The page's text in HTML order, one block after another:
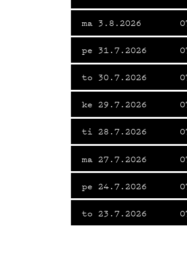
ma 3.8.2026
pe 31.7.2026
to 30.7.2026
ke 29.7.2026
ti 28.7.2026
ma 27.7.2026
pe 24.7.2026
to 23.7.2026